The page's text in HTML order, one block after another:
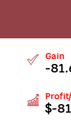
Gain
-
$-